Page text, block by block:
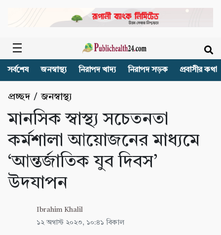
সর্বশেষ জনস্বাস্থ্য নিরাপদ খাদ্য নিরাপদ সড়ক প্রবাসীর কথা
প্রচ্ছদ /জনস্বাস্থ্য
মানসিক স্বাস্থ্য সচেতনতা
কর্মশালা আয়োজনের মাধ্যমে
‘আন্তর্জাতিক যুব দিবস’
উদযাপন
Ibrahim Khalil
১২ অগাস্ট ২০২৩, ১০:৪১ বিকাল